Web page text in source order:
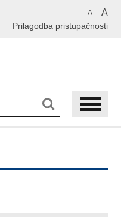
A A
Prilagodba pristupačnosti